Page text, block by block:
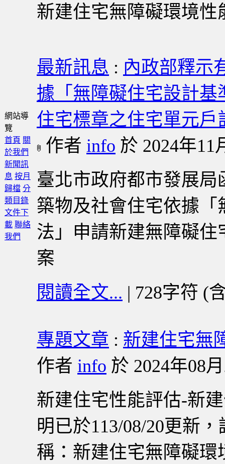
網站導
覽
首頁 關
於我們
新聞訊
息 按月
歸檔 分
類目錄
文件下
載 聯絡
我們
新建住宅無障礙環境性
最新訊息 : 內政部釋示
據「無障礙住宅設計
住宅標章之住宅單元戶
作者 info 於 2024年11
臺北市政府都市發展
築物及社會住宅依據
法」申請新建無障礙
案
閱讀全文... | 728字符 (
專題文章 : 新建住宅無
作者 info 於 2024年08
新建住宅性能評估-新
明已於113/08/20更新
稱：新建住宅無障礙